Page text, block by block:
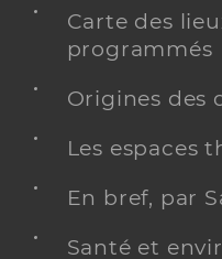
Carte des
programmés
Origines des
Les espaces
En bref, par
Santé et